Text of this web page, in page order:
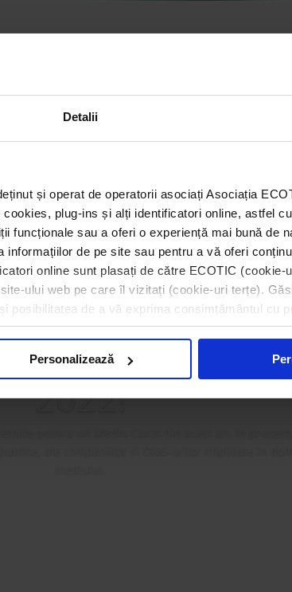
Detalii
și operat de operatorii asociați Asociația
plug-ins și alți identificatori online, astfel
funcționale sau a oferi o experiență mai bună de
de pe site sau pentru a vă oferi
online sunt plasați de către ECOTIC (cookie-
ului web pe care îl vizitați (cookie-uri terțe).
posibilitatea de a vă exprima consimțământul cu
Personalizează
câștigătorii
un Mediu
2022!